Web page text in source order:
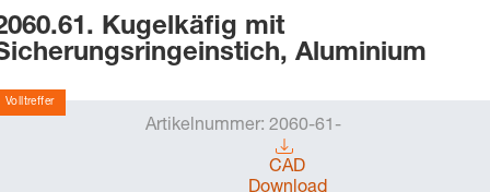
Kugelkäfig mit
Aluminium
Volltreffer
Artikelnummer: 2060-61-
CAD